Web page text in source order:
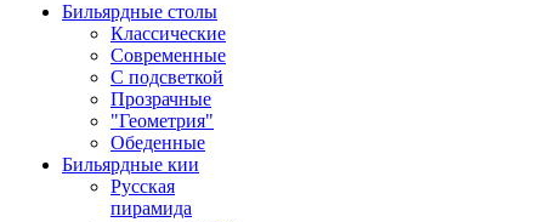
Бильярдные столы
Классические
Современные
С подсветкой
Прозрачные
"Геометрия"
Обеденные
Бильярдные кии
Русская
пирамида